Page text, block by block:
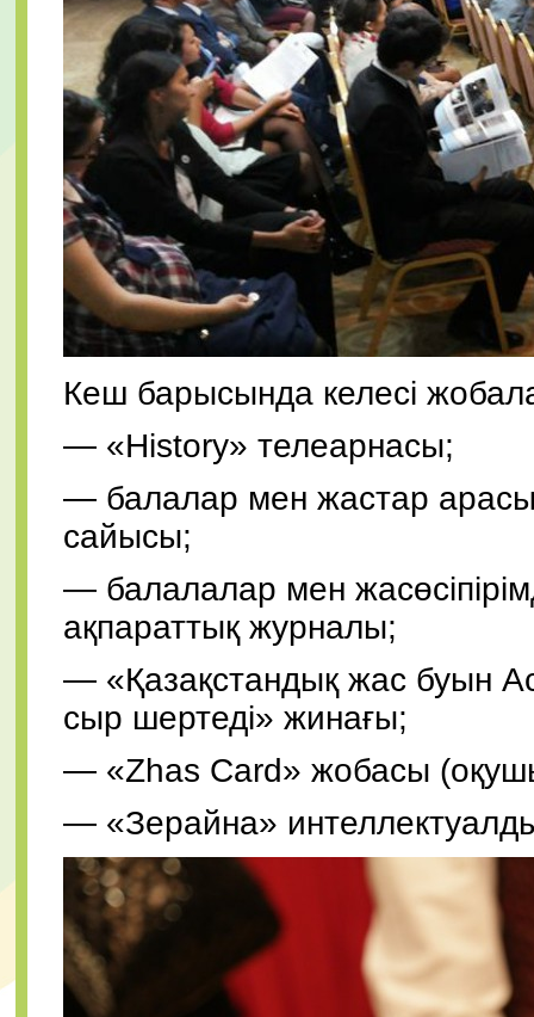
Кеш барысында келесі
— «History» телеарнасы;
— балалар мен жастар
сайысы;
— балалалар мен
ақпараттық журналы;
— «Қазақстандық жас буын
сыр шертеді» жинағы;
— «Zhas Card» жобасы
— «Зерайна»